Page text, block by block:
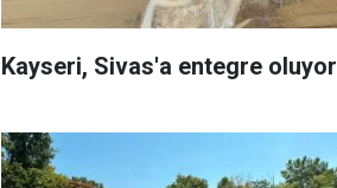
Kayseri, Sivas'a entegre oluyor